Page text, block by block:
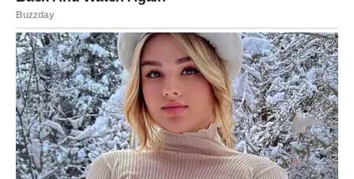
Ribe su među znakovima kojima ovi dani donose
najljepše trenutke. Neko može ući u vaš život i probuditi
emocije koje ste dugo čekali.
Ovo nije prolazno – ovo je nešto što ima dubinu.